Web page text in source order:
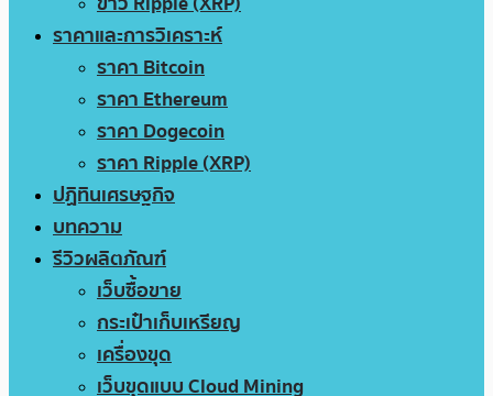
ราคาและการวิเคราะห์
ราคา Bitcoin
ราคา Ethereum
ราคา Dogecoin
ราคา Ripple (XRP)
ปฏิทินเศรษฐกิจ
บทความ
รีวิวผลิตภัณฑ์
เว็บซื้อขาย
กระเป๋าเก็บเหรียญ
เครื่องขุด
เว็บขุดแบบ Cloud Mining